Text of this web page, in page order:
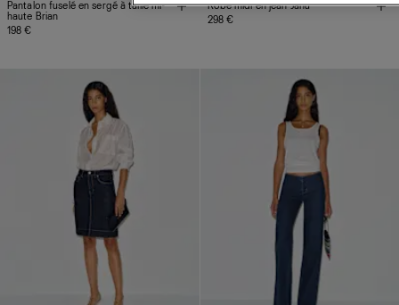
Pantalon fuselé en sergé à taille mi-
haute Brian
198 €
Robe midi en jean Janu
298 €